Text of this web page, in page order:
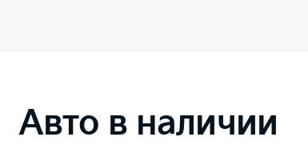
Авто в наличии